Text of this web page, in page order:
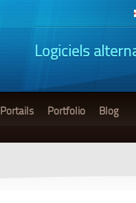
Logiciels
Portails Portfolio Blog